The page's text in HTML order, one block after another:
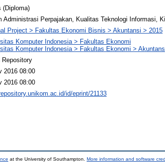
(Diploma)
Administrasi Perpajakan, Kualitas Teknologi Informasi,
Project > Fakultas Ekonomi Bisnis > Akuntansi > 2015
Komputer Indonesia > Fakultas Ekonomi
Komputer Indonesia > Fakultas Ekonomi >
Repository
2016 08:00
2016 08:00
id/eprint/21133
at the University of Southampton. More information and software